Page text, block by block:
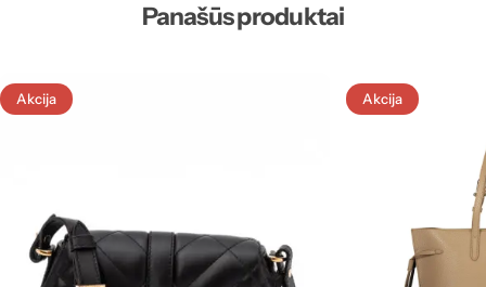
Panašūs produktai
Akcija Akcija